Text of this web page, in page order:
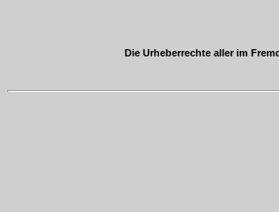
Die Urheberrechte aller im